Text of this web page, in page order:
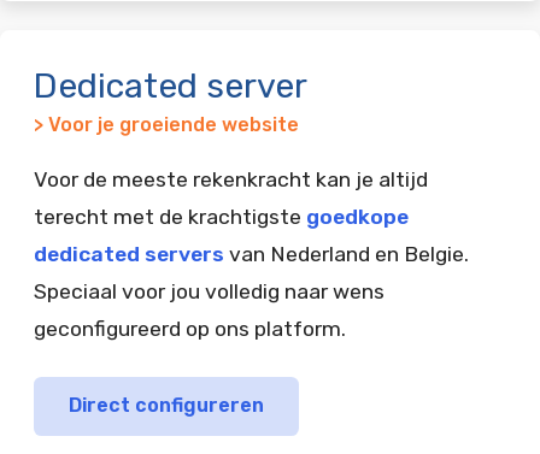
Dedicated server
> Voor je groeiende website
Voor de meeste rekenkracht kan je altijd
terecht met de krachtigste goedkope
dedicated servers van Nederland en Belgie.
Speciaal voor jou volledig naar wens
geconfigureerd op ons platform.
Direct configureren